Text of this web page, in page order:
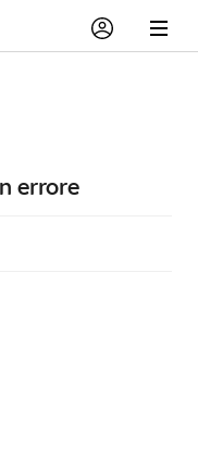
errore